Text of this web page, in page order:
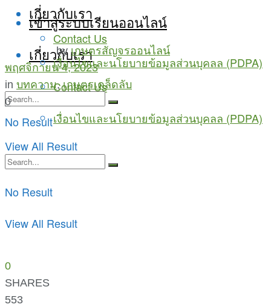
เข้าสู่ระบบเรียนออนไลน์
เกี่ยวกับเรา
Contact Us
เงื่อนไขและนโยบายข้อมูลส่วนบุคลล (PDPA)
No Result
View All Result
เกี่ยวกับเรา
Contact Us
เงื่อนไขและนโยบายข้อมูลส่วนบุคลล (PDPA)
No Result
View All Result
by เกษตรสัญจรออนไลน์
พฤศจิกายน 4, 2023
in บทความ,เกษตรเคล็ดลับ
0
0
SHARES
553